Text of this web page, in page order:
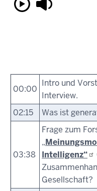
00:00
Intro und
Interview.
02:15
Was ist
03:38
Frage zum
„
Intelligenz“
Gesellschaft?